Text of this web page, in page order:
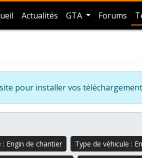
Actualités GTA Forums
pour installer vos
: Engin de chantier Type de véhicule :